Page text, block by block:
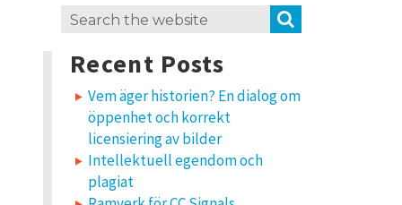
Search
Recent Posts
Vem äger historien? En dialog om
öppenhet och korrekt
licensiering av bilder
Intellektuell egendom och
plagiat